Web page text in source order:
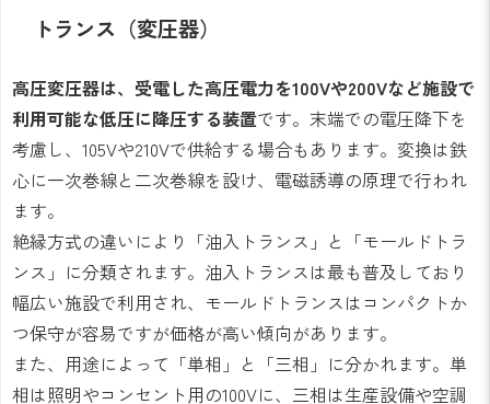
トランス（変圧器）
高圧変圧器は、受電した高圧電力を100Vや200Vなど施設で
利用可能な低圧に降圧する装置です。末端での電圧降下を
考慮し、105Vや210Vで供給する場合もあります。変換は鉄
心に一次巻線と二次巻線を設け、電磁誘導の原理で行われ
ます。
絶縁方式の違いにより「油入トランス」と「モールドトラ
ンス」に分類されます。油入トランスは最も普及しており
幅広い施設で利用され、モールドトランスはコンパクトか
つ保守が容易ですが価格が高い傾向があります。
また、用途によって「単相」と「三相」に分かれます。単
相は照明やコンセント用の100Vに、三相は生産設備や空調